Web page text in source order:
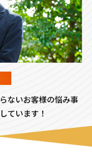
ないお客様の悩み事
ています！